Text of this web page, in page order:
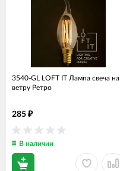
3540-GL LOFT IT Лампа свеча на
ветру Ретро
285 ₽
В наличии